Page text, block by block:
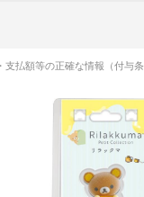
払額等の正確な情報（付与